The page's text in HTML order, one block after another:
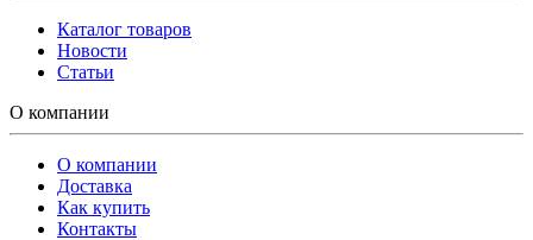
Каталог товаров
Новости
Статьи
О компании
О компании
Доставка
Как купить
Контакты